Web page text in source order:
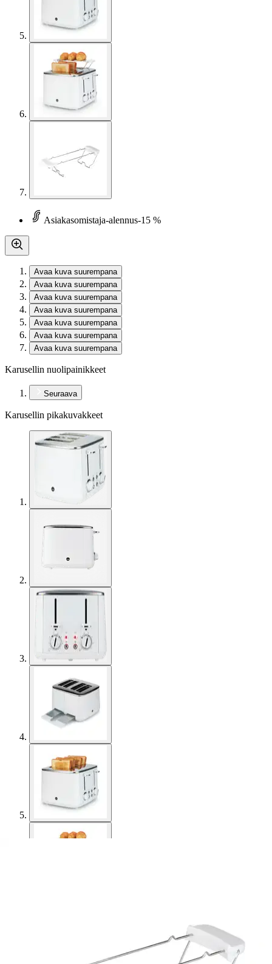
Asiakasomistaja-alennus-15 %
Avaa kuva suurempana
Avaa kuva suurempana
Avaa kuva suurempana
Avaa kuva suurempana
Avaa kuva suurempana
Avaa kuva suurempana
Avaa kuva suurempana
Karusellin nuolipainikkeet
Seuraava
Karusellin pikakuvakkeet